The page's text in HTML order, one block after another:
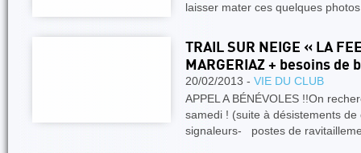
laisser mater ces quelques
TRAIL SUR NEIGE « LA
MARGERIAZ + besoins de
20/02/2013 - VIE DU CLUB
APPEL A BÉNÉVOLES !!On
samedi ! (suite à désistements
signaleurs- postes de